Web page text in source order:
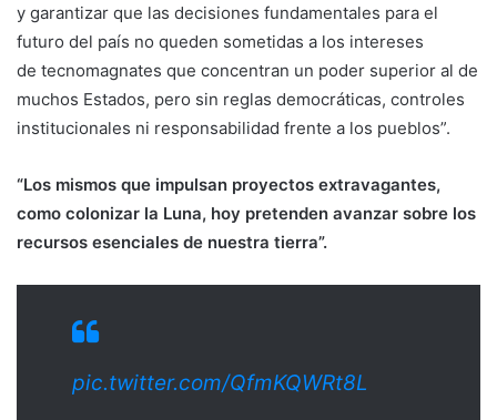
y garantizar que las decisiones fundamentales para el
futuro del país no queden sometidas a los intereses
de tecnomagnates que concentran un poder superior al de
muchos Estados, pero sin reglas democráticas, controles
institucionales ni responsabilidad frente a los pueblos”.
“Los mismos que impulsan proyectos extravagantes,
como colonizar la Luna, hoy pretenden avanzar sobre los
recursos esenciales de nuestra tierra”.
pic.twitter.com/QfmKQWRt8L